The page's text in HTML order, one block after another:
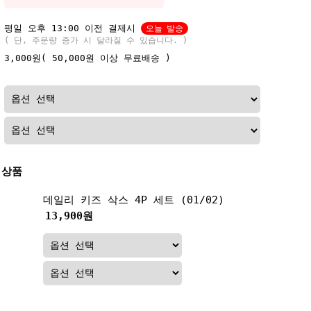
평일 오후 13:00 이전 결제시
오늘 발송
( 단, 주문량 증가 시 달라질 수 있습니다. )
3,000원 ( 50,000원 이상 무료배송 )
품
데일리 키즈 삭스 4P 세트 (01/02)
13,900원